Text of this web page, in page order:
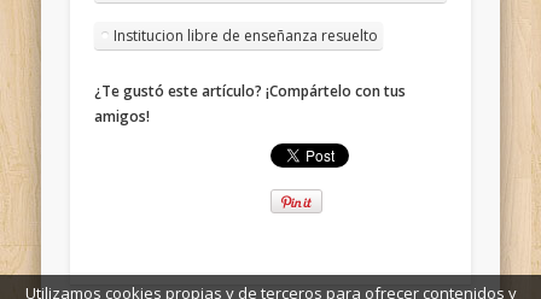
Institucion libre de enseñanza resuelto
¿Te gustó este artículo? ¡Compártelo con tus
amigos!
Utilizamos cookies propias y de terceros para ofrecer contenidos y